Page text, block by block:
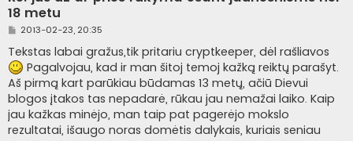
18 metu
S
a
n
d
a
r
t
i
n
ė
2013-02-23, 20:35
Tekstas labai gražus,tik pritariu cryptkeeper, dėl rašliavos
Pagalvojau, kad ir man šitoj temoj kažką reiktų parašyt.
Aš pirmą kart parūkiau būdamas 13 metų, ačiū Dievui
blogos įtakos tas nepadarė, rūkau jau nemažai laiko. Kaip
jau kažkas minėjo, man taip pat pagerėjo mokslo
rezultatai, išaugo noras domėtis dalykais, kuriais seniau